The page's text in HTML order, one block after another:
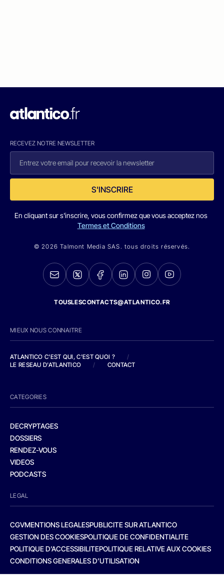
RECEVEZ NOTRE NEWSLETTER
S'INSCRIRE
En cliquant sur s'inscrire, vous confirmez que vous acceptez nos
Termes et Conditions
© 2026 Talmont Media SAS. tous droits réservés.
TOUSLESCONTACTS@ATLANTICO.FR
MIEUX NOUS CONNAITRE
ATLANTICO C'EST QUI, C'EST QUOI ?
/
LE RESEAU D'ATLANTICO
/ CONTACT
CATEGORIES
DECRYPTAGES
DOSSIERS
RENDEZ-VOUS
VIDEOS
PODCASTS
LEGAL
CGVMENTIONS LEGALESPUBLICITE SUR ATLANTICO
GESTION DES COOKIESPOLITIQUE DE CONFIDENTIALITE
POLITIQUE D’ACCESSIBILITEPOLITIQUE RELATIVE AUX COOKIES
CONDITIONS GENERALES D’UTILISATION